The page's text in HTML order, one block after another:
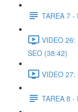
TAREA 7 -
VIDEO
SEO (38:42)
VIDEO
TAREA 8 -